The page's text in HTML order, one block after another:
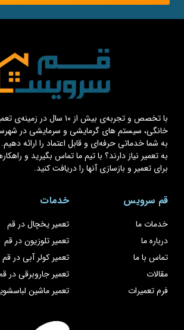
با تخصص و تجربه‌ی بیش از ۱۰ سال در
خانگی، سیستم های گرمایشی و سرمایشی در
به شما خدماتی حرفه‌ای و قابل اعتماد را ارائه
به تعمیر نیاز دارند؟ با تیم ما تماس بگیرید و
برای تعمیر و بازسازی آنها را دریافت کنید.
قم سرویس
خدمات ما
درباره ما
تماس با ما
مقالات
فرم تعمیرات
خدمات
تعمیر یخچال در قم
تعمیر تلوزیون در قم
تعمیر کولر آبی در قم
تعمیر جاروبرقی در
تعمیر ماشین